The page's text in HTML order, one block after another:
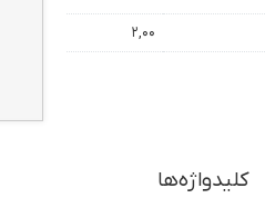
۲,۰۰
کلیدواژه‌ها